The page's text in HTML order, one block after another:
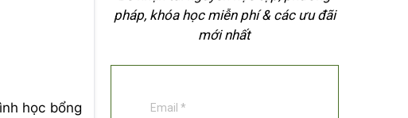
học bổng
pháp, khóa học miễn phí & các ưu đãi
mới nhất